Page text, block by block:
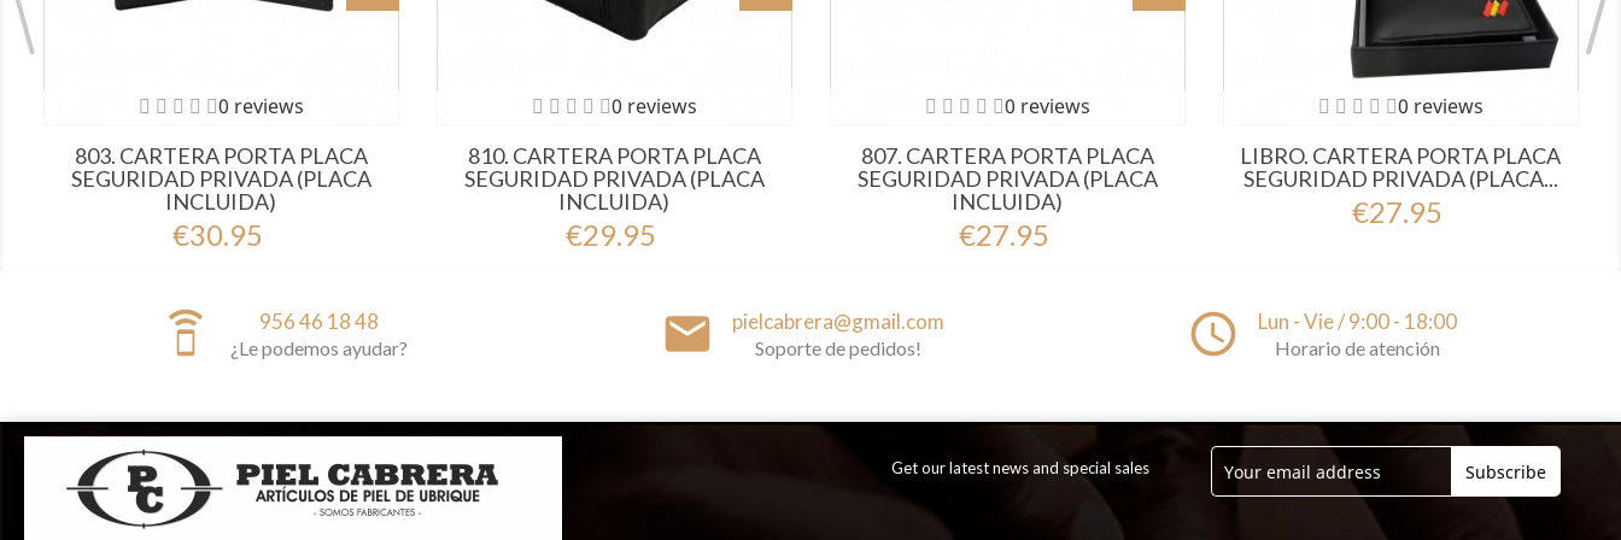
0 reviews
803. CARTERA PORTA PLACA
SEGURIDAD PRIVADA (PLACA
INCLUIDA)
€30.95
0 reviews
810. CARTERA PORTA PLACA
SEGURIDAD PRIVADA (PLACA
INCLUIDA)
€29.95
0 reviews
807. CARTERA PORTA PLACA
SEGURIDAD PRIVADA (PLACA
INCLUIDA)
€27.95
0 reviews
LIBRO. CARTERA PORTA PLACA
SEGURIDAD PRIVADA (PLACA...
€27.95
speaker_phone 956 46 18 48
¿Le podemos ayudar? email pielcabrera@gmail.com
Soporte de pedidos! access_time Lun - Vie / 9:00 - 18:00
Horario de atención
Get our latest news and special sales